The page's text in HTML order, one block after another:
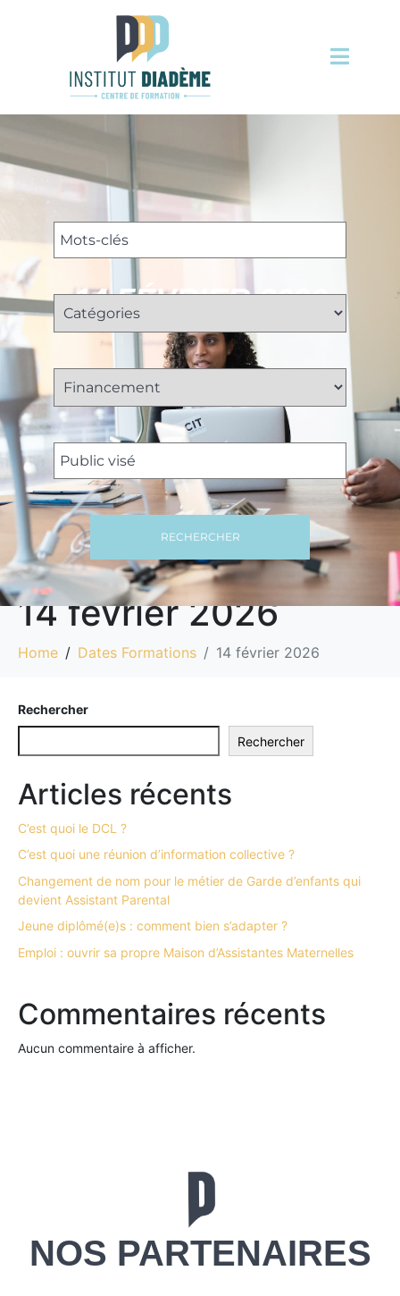
14 FÉVRIER 2026
RECHERCHER
14 février 2026
Home Dates Formations 14 février 2026
Rechercher
Rechercher
Articles récents
C’est quoi le DCL ?
C’est quoi une réunion d’information collective ?
Changement de nom pour le métier de Garde d’enfants qui
devient Assistant Parental
Jeune diplômé(e)s : comment bien s’adapter ?
Emploi : ouvrir sa propre Maison d’Assistantes Maternelles
Commentaires récents
Aucun commentaire à afficher.
NOS PARTENAIRES